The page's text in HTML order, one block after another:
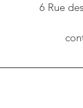
6 Rue